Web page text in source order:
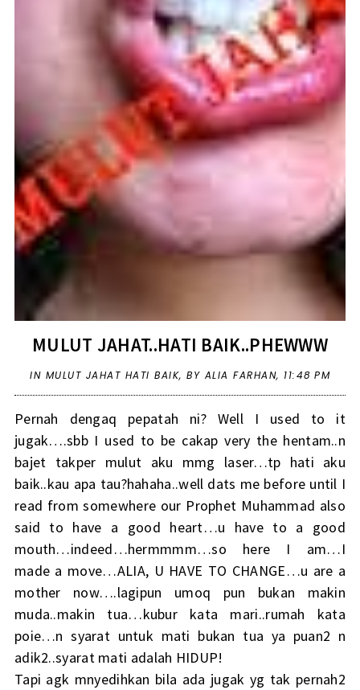
MULUT JAHAT..HATI BAIK..PHEWWW
IN MULUT JAHAT HATI BAIK, BY ALIA FARHAN, 11:48 PM
Pernah dengaq pepatah ni? Well I used to it
jugak….sbb I used to be cakap very the hentam..n
bajet takper mulut aku mmg laser…tp hati aku
baik..kau apa tau?hahaha..well dats me before until I
read from somewhere our Prophet Muhammad also
said to have a good heart…u have to a good
mouth…indeed…hermmmm…so here I am…I
made a move…ALIA, U HAVE TO CHANGE…u are a
mother now….lagipun umoq pun bukan makin
muda..makin tua…kubur kata mari..rumah kata
poie…n syarat untuk mati bukan tua ya puan2 n
adik2..syarat mati adalah HIDUP!
Tapi agk mnyedihkan bila ada jugak yg tak pernah2